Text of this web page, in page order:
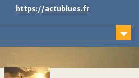
https://actublues.fr